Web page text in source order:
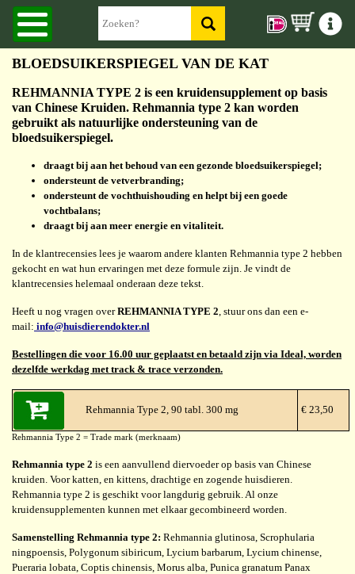
BLOEDSUIKERSPIEGEL VAN DE KAT
REHMANNIA TYPE 2 is een kruidensupplement op basis
van Chinese Kruiden. Rehmannia type 2 kan worden
gebruikt als natuurlijke ondersteuning van de
bloedsuikerspiegel.
draagt bij aan het behoud van een gezonde bloedsuikerspiegel;
ondersteunt de vetverbranding;
ondersteunt de vochthuishouding en helpt bij een goede
vochtbalans;
draagt bij aan meer energie en vitaliteit.
In de klantrecensies lees je waarom andere klanten Rehmannia type 2 hebben
gekocht en wat hun ervaringen met deze formule zijn. Je vindt de
klantrecensies helemaal onderaan deze tekst.
Heeft u nog vragen overREHMANNIA TYPE 2, stuur ons dan een e-
mail: info@huisdierendokter.nl
Bestellingen die voor 16.00 uur geplaatst en betaald zijn via Ideal, worden
dezelfde werkdag met track & trace verzonden.
Rehmannia Type 2, 90 tabl. 300 mg € 23,50
Rehmannia Type 2 = Trade mark (merknaam)
Rehmannia type 2 is een aanvullend diervoeder op basis van Chinese
kruiden. Voor katten, en kittens, drachtige en zogende huisdieren.
Rehmannia type 2 is geschikt voor langdurig gebruik. Al onze
kruidensupplementen kunnen met elkaar gecombineerd worden.
Samenstelling Rehmannia type 2: Rehmannia glutinosa, Scrophularia
ningpoensis, Polygonum sibiricum, Lycium barbarum, Lycium chinense,
Pueraria lobata, Coptis chinensis, Morus alba, Punica granatum Panax